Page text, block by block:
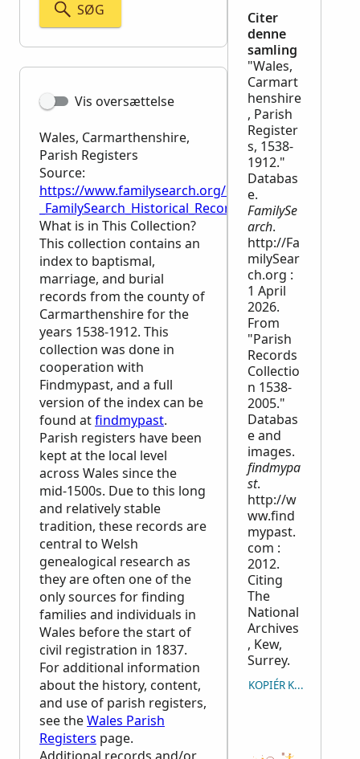
SØG
Vis oversættelse
Wales, Carmarthenshire,
Parish Registers
Source:
https://www.familysearch.org/en/wiki/
_FamilySearch_Historical_Records
What is in This Collection?
This collection contains an
index to baptismal,
marriage, and burial
records from the county of
Carmarthenshire for the
years 1538-1912. This
collection was done in
cooperation with
Findmypast, and a full
version of the index can be
found atfindmypast.
Parish registers have been
kept at the local level
across Wales since the
mid-1500s. Due to this long
and relatively stable
tradition, these records are
central to Welsh
genealogical research as
they are often one of the
only sources for finding
families and individuals in
Wales before the start of
civil registration in 1837.
For additional information
about the history, content,
and use of parish registers,
see theWales Parish
Registers page.
Citer
denne
samling
"Wales,
Carmart
henshire
, Parish
Register
s, 1538-
1912."
Databas
e.
FamilySe
arch.
http://Fa
milySear
ch.org :
1 April
2026.
From
"Parish
Records
Collectio
n 1538-
2005."
Databas
e and
images.
findmypa
st.
http://w
ww.find
mypast.
com :
2012.
Citing
The
National
Archives
, Kew,
Surrey.
KOPIÉR